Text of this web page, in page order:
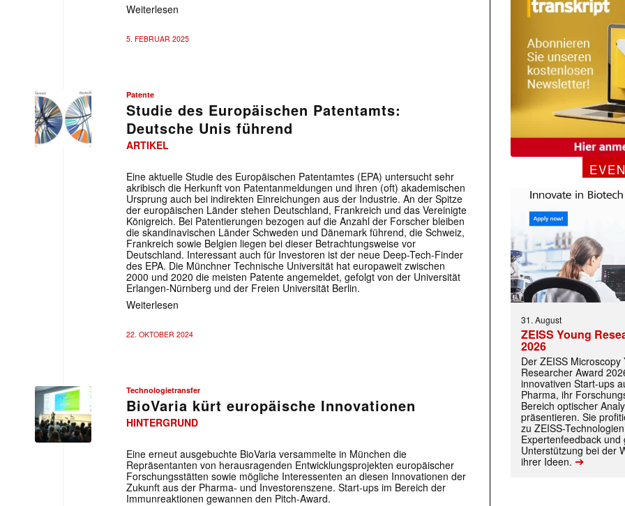
Weiterlesen
5. FEBRUAR 2025
Patente
Studie des Europäischen Patentamts:
Deutsche Unis führend
ARTIKEL
Eine aktuelle Studie des Europäischen Patentamtes (EPA) untersucht sehr
akribisch die Herkunft von Patentanmeldungen und ihren (oft) akademischen
Ursprung auch bei indirekten Einreichungen aus der Industrie. An der Spitze
der europäischen Länder stehen Deutschland, Frankreich und das Vereinigte
Königreich. Bei Patentierungen bezogen auf die Anzahl der Forscher bleiben
die skandinavischen Länder Schweden und Dänemark führend, die Schweiz,
Frankreich sowie Belgien liegen bei dieser Betrachtungsweise vor
Deutschland. Interessant auch für Investoren ist der neue Deep-Tech-Finder
des EPA. Die Münchner Technische Universität hat europaweit zwischen
2000 und 2020 die meisten Patente angemeldet, gefolgt von der Universität
Erlangen-Nürnberg und der Freien Universität Berlin.
Weiterlesen
22. OKTOBER 2024
Technologietransfer
BioVaria kürt europäische Innovationen
HINTERGRUND
Eine erneut ausgebuchte BioVaria versammelte in München die
Repräsentanten von herausragenden Entwicklungsprojekten europäischer
Forschungsstätten sowie mögliche Interessenten an diesen Innovationen der
Zukunft aus der Pharma- und Investorenszene. Start-ups im Bereich der
Immunreaktionen gewannen den Pitch-Award.
31. August
ZEISS Young
2026
Der ZEISS Microscopy
Researcher Award
innovativen Start-ups
Pharma, ihr
Bereich optischer
präsentieren. Sie
zu ZEISS-
Expertenfeedback und
Unterstützung bei der
ihrer Ideen. ➔